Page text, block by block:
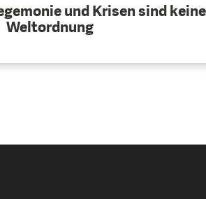
und Krisen sind
Weltordnung